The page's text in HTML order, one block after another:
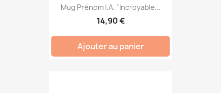
Mug Prénom I.A. "Incroyable...
14,90 €
Ajouter au panier